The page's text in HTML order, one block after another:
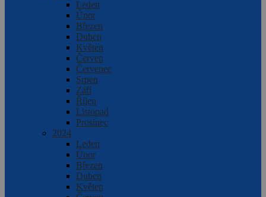
Leden
Únor
Březen
Duben
Květen
Červen
Červenec
Srpen
Září
Říjen
Listopad
Prosinec
2024
Leden
Únor
Březen
Duben
Květen